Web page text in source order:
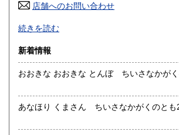
佐賀県
熊本県 385円 大分県
宮崎県 385円 鹿児島県
店舗へのお問い合わせ
最寄駅：新八柱
営業時間：11:00~18:30
定休日：木曜日
書籍の買取について
お気軽にお問い合わせください。
続きを読む
新着情報
おおきな おおきな とんぼ ちいさなかが
あなほり くまさん ちいさなかがくのとも